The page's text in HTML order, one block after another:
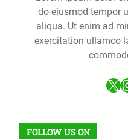
do eiusmod tempor
aliqua. Ut enim ad
exercitation ullamco
X
FOLLOW US ON